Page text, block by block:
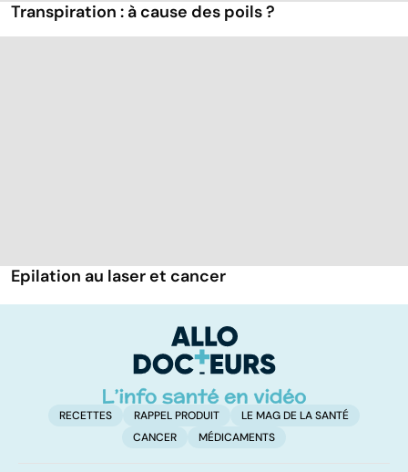
Transpiration : à cause des poils ?
Epilation au laser et cancer
RECETTES RAPPEL PRODUIT
LE MAG DE LA SANTÉ
CANCER
MÉDICAMENTS